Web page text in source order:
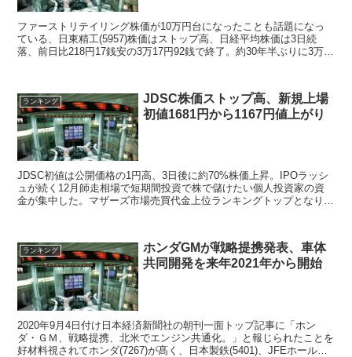
ファーストリテイリング株価が10万円台になったことも話題になっ
ている、日東精工(5957)株価はストップ高、日経平均株価は3日続
落、前日比218円17銭安の3万17円92銭で終了。約30年半ぶりに3万円
ランキング
JDSC株価ストップ高、新規上場
初値1681円から1167円値上がり
JDSC初値は公開価格の1円高、3日後に約70%株価上昇。IPOラッシ
ュが続く12月師走相場で短期間投資で株で儲けたい個人投資家の資
金が集中した。マザーズ市場売買代金上位ランキングトップとなり
ランキング
ホンダGMが戦略提携発表、車体
共同開発を来年2021年から開始
2020年9月4日付け日本経済新聞社の朝刊一面トップ記事に「ホン
ダ・ＧＭ、戦略提携、北米でエンジン共通化。」と報じられたことを
好材料視されてホンダ(7267)が髙く、日本製鉄(5401)、JFEホールデ